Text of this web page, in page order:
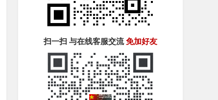
扫一扫 与在线客服交流免加好友